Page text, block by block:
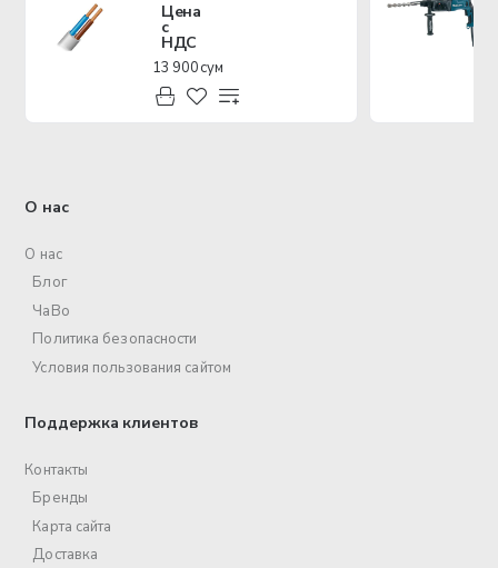
Цена
с
НДС
13 900 сум
О нас
О нас
Блог
ЧаВо
Политика безопасности
Условия пользования сайтом
Поддержка клиентов
Контакты
Бренды
Карта сайта
Доставка